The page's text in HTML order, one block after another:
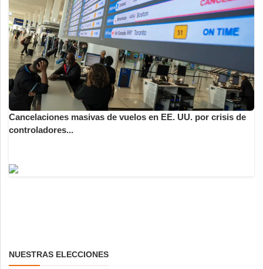
Cancelaciones masivas de vuelos en EE. UU. por crisis de
controladores...
NUESTRAS ELECCIONES